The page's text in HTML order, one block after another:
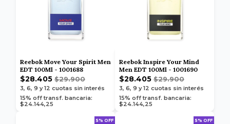
Reebok Move Your Spirit Men
EDT 100Ml - 1001688
$28.405 $29.900
3, 6, 9 y 12 cuotas sin interés
15% off transf. bancaria:
$24.144,25
Reebok Inspire Your Mind
Men EDT 100Ml - 1001690
$28.405 $29.900
3, 6, 9 y 12 cuotas sin interés
15% off transf. bancaria:
$24.144,25
5% OFF 5% OFF